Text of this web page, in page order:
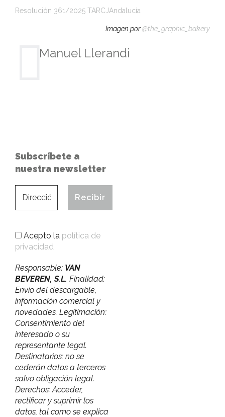
Resolución 361/2025 TARCJAndalucía
Imagen por@the_graphic_bakery
Manuel Llerandi
Subscríbete a
nuestra newsletter
Acepto la política de
privacidad
Responsable: VAN
BEVEREN, S.L. Finalidad:
Envío del descargable,
información comercial y
novedades. Legitimación:
Consentimiento del
interesado o su
representante legal.
Destinatarios: no se
cederán datos a terceros
salvo obligación legal.
Derechos: Acceder,
rectificar y suprimir los
datos, tal como se explica